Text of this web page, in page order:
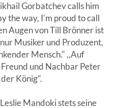
Gorbatchev calls him
the way, I'm proud to call
Augen von Till Brönner ist
Musiker und Produzent,
Mensch." ,,Auf
und Nachbar Peter
König".
Mandoki stets seine